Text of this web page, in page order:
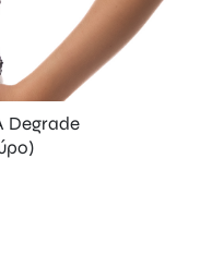
Degrade